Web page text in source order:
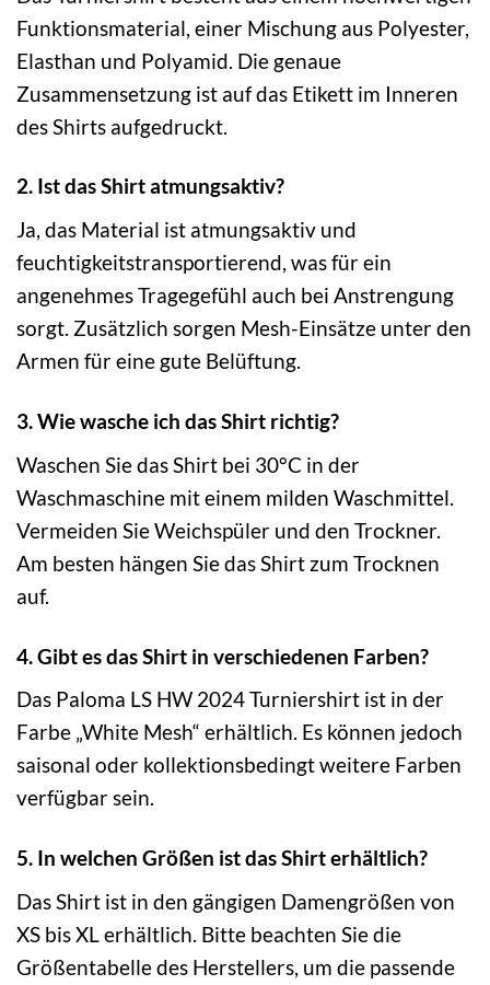
Funktionsmaterial, einer Mischung aus Polyester,
Elasthan und Polyamid. Die genaue
Zusammensetzung ist auf das Etikett im Inneren
des Shirts aufgedruckt.
2. Ist das Shirt atmungsaktiv?
Ja, das Material ist atmungsaktiv und
feuchtigkeitstransportierend, was für ein
angenehmes Tragegefühl auch bei Anstrengung
sorgt. Zusätzlich sorgen Mesh-Einsätze unter den
Armen für eine gute Belüftung.
3. Wie wasche ich das Shirt richtig?
Waschen Sie das Shirt bei 30°C in der
Waschmaschine mit einem milden Waschmittel.
Vermeiden Sie Weichspüler und den Trockner.
Am besten hängen Sie das Shirt zum Trocknen
auf.
4. Gibt es das Shirt in verschiedenen Farben?
Das Paloma LS HW 2024 Turniershirt ist in der
Farbe „White Mesh“ erhältlich. Es können jedoch
saisonal oder kollektionsbedingt weitere Farben
verfügbar sein.
5. In welchen Größen ist das Shirt erhältlich?
Das Shirt ist in den gängigen Damengrößen von
XS bis XL erhältlich. Bitte beachten Sie die
Größentabelle des Herstellers, um die passende